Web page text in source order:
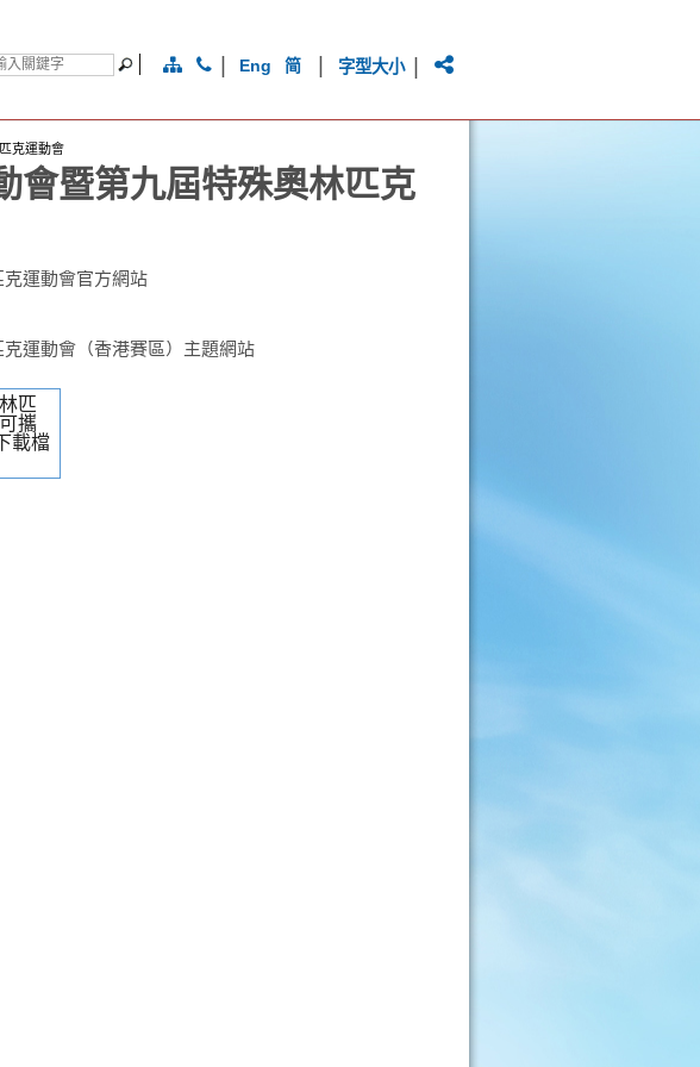
Eng 简 字型大小
克運動會
會暨第九屆特殊奧林匹克
運動會官方網站
運動會（香港賽區）主題網站
匹
攜
載檔